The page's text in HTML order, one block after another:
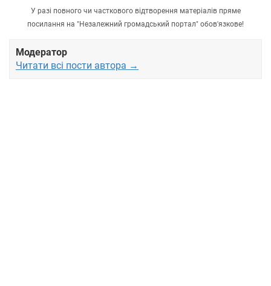
У разі повного чи часткового відтворення матеріалів пряме
посилання на "Незалежний громадський портал" обов'язкове!
Модератор
Читати всі пости автора →